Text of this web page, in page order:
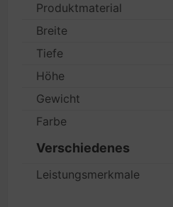
Produktmaterial
Breite
Tiefe
Höhe
Gewicht
Farbe
Verschiedenes
Leistungsmerkmale